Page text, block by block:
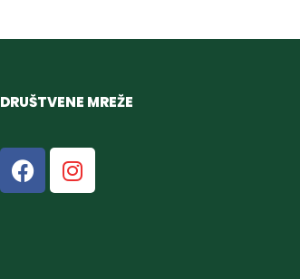
DRUŠTVENE MREŽE